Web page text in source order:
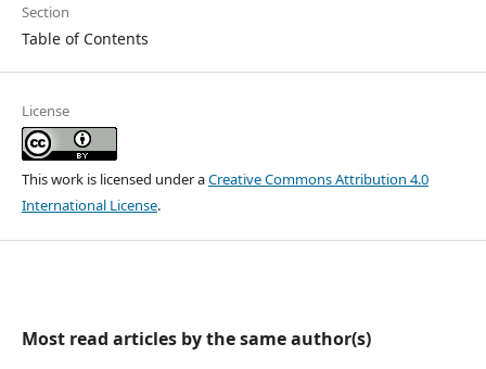
Section
Table of Contents
License
This work is licensed under aCreative Commons Attribution 4.0
International License.
Most read articles by the same author(s)